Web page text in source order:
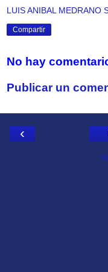
LUIS ANIBAL MEDRANO
Compartir
No hay
Publicar un
‹